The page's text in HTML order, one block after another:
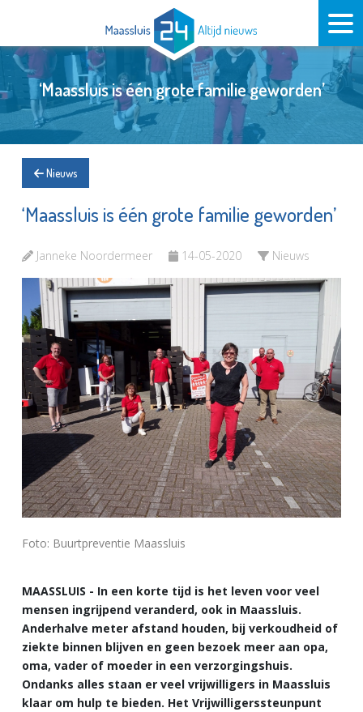
‘Maassluis is één grote familie geworden’
Nieuws
‘Maassluis is één grote familie geworden’
Janneke Noordermeer 14-05-2020 Nieuws
Foto: Buurtpreventie Maassluis
MAASSLUIS - In een korte tijd is het leven voor veel
mensen ingrijpend veranderd, ook in Maassluis.
Anderhalve meter afstand houden, bij verkoudheid of
ziekte binnen blijven en geen bezoek meer aan opa,
oma, vader of moeder in een verzorgingshuis.
Ondanks alles staan er veel vrijwilligers in Maassluis
klaar om hulp te bieden. Het Vrijwilligerssteunpunt